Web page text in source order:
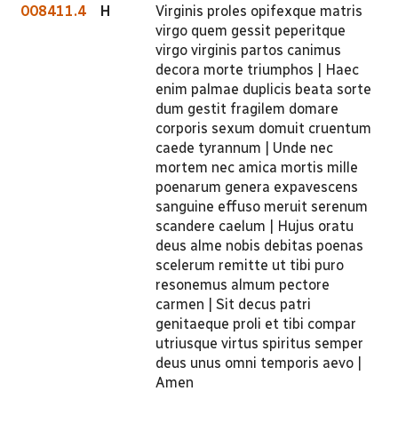
008411.4 H
Virginis proles opifexque matris
virgo quem gessit peperitque
virgo virginis partos canimus
decora morte triumphos | Haec
enim palmae duplicis beata sorte
dum gestit fragilem domare
corporis sexum domuit cruentum
caede tyrannum | Unde nec
mortem nec amica mortis mille
poenarum genera expavescens
sanguine effuso meruit serenum
scandere caelum | Hujus oratu
deus alme nobis debitas poenas
scelerum remitte ut tibi puro
resonemus almum pectore
carmen | Sit decus patri
genitaeque proli et tibi compar
utriusque virtus spiritus semper
deus unus omni temporis aevo |
Amen